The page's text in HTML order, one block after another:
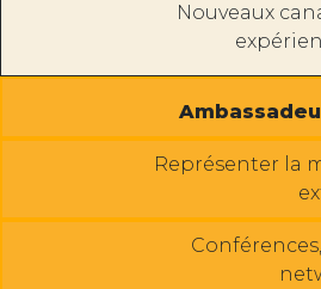
Nouveaux
Représenter la